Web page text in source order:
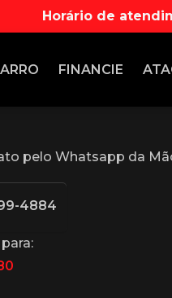
Horário de
FINANCIE
pelo Whatsapp da
4884